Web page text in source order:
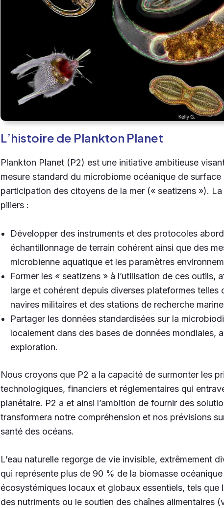
L’histoire de Plankton Planet
Plankton Planet (P2) est une initiative ambitieuse
mesure standard du microbiome océanique de surface
participation des citoyens de la mer (« seatizens »).
piliers :
Développer des instruments et des protocoles
échantillonnage de terrain cohérent ainsi que des
microbienne aquatique et les paramètres
Former les « seatizens » à l’utilisation de ces outils,
large et cohérent depuis diverses plateformes telles
navires militaires et des stations de recherche
Partager les données standardisées sur la
localement dans des bases de données mondiales,
exploration.
Nous croyons que P2 a la capacité de surmonter les
technologiques, financiers et réglementaires qui
planétaire. P2 a et ainsi l’ambition de fournir des
transformera notre compréhension et nos prévisions
santé des océans.
L’eau naturelle regorge de vie invisible, extrêmement
qui représente plus de 90 % de la biomasse
écosystémiques locaux et globaux essentiels, tels que
des nutriments ou le soutien des chaînes alimentaires